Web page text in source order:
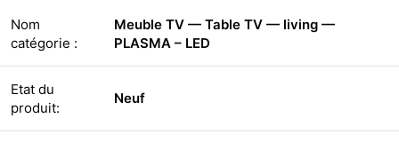
Nom
catégorie :
Meuble TV — Table TV — living —
PLASMA – LED
Etat du
produit:
Neuf